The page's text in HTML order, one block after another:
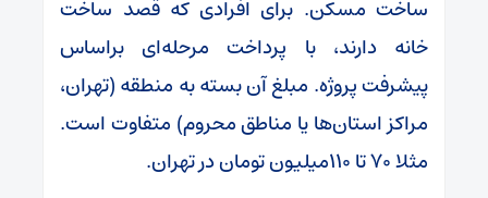
ساخت مسکن. برای افرادی که قصد ساخت
خانه دارند، با پرداخت مرحله‌ای براساس
پیشرفت پروژه. مبلغ آن بسته به منطقه (تهران،
مراکز استان‌ها یا مناطق محروم) متفاوت است.
مثلا ۷۰ تا ۱۱۰میلیون تومان در تهران.